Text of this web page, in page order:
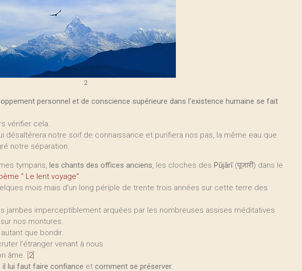
2
personnel et de conscience supérieure dans l’existence humaine se fait
vérifier cela.
désaltérera notre soif de connaissance et purifiera nos pas, la même eau que
notre séparation.
tympans, les chants des offices anciens, les cloches des Pūjārī(पूजारी) dans le
" Le lent voyage".
mois mais d’un long périple de trente trois années sur cette terre des
jambes imperceptiblement arquées par les nombreuses assises méditatives
nos montures.
que bondir.
l’étranger venant à nous.
âme. 2]
il lui faut faire confiance et comment se préserver.